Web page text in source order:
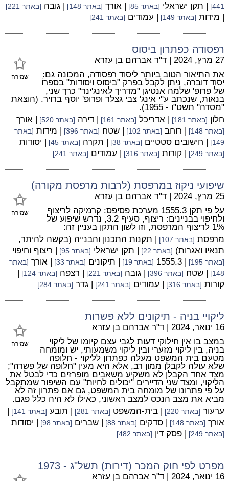
441]
| תקן ישראלי [באתר 85] | אורך [באתר 148] | גובה [באתר 221]
| מידות [באתר 149] | עמודים [באתר 241]
רפסודה כפתרון ביסוס
שמירה
27 מרץ, 2024 | ד"ר אברהם בן עזרא
את התיאור הטוב ביותר ליסוד רפסודה, המכונה גם:
יסוד דוברה, ניתן לקבל בפרק "ביסוס ויסודות" בספרוֹ
של פרופ' שלמה אנטיגן "מדריך לאינג'ינר" כרך שני,
בנאות, שנכתב ע"י אינג' צבי גצלר ופרופ' יוסף ברויר. (הוצאת
"מסדה" תשט"ו - 1955).
חלון [באתר 181] | אדריכל [באתר 161] | דירה [באתר 520] | אורך
[באתר 148] | רוחב [באתר 102] | שטח [באתר 396] | מידות [באתר
149]
| חישובים סטטיים [באתר 38] | תקרה [באתר 45] | יסודות
[באתר 249] | קורות [באתר 316] | עמודים [באתר 241]
שיפועי ניקוז במרפסת (לרבות מרפסת מקורה)
שמירה
25 מרץ, 2024 | ד"ר אברהם בן עזרא
על פי תקן 1555.3 מערכת פסיפס: קרמיקה לריצוף
ולחיפוי בבניינים: ריצוף, סעיף 3.2, נדרש שיפוע של
1% לריצוף המרפסת, וזו לשון התקן בעניין זה:
מרפסת [באתר 107]
| תקנות התכנון והבנייה (בקשה להיתר,
תנאיו ואגרות) [באתר 22] | תקן ישראלי [באתר 95] | ריצוף וחיפוי
[באתר 195] | 1555.3 [באתר 19] | תיקונים [באתר 33] | אורך [באתר
148]
| שטח [באתר 396] | גובה [באתר 221] | רצפה [באתר 124]
|
קורות [באתר 316] | עמודים [באתר 241] | גדר [באתר 284]
ליקויי בניה - תיקונים ללא פשרות
שמירה
16 ינואר, 2024 | ד"ר אברהם בן עזרא
במצב בו אין חילוקי דעות לגבי עצם קיומו של ליקוי
בניה, בין ליקוי מזערי ובין ליקוי משמעותי, יש ומומחה
מטעם בית המשפט מעלה כפתרון לליקוי - חלופה
שלא עולה לקבלן ממון רב, אלא היא מעין "חלופה של פשרה";
מצד אחד הקבלן לא משקיע משאבים מופרזים כדי לבטל את
הליקוי, ומצד שני הדיירים "יכולים לחיות" עם השיפור שמתקבל
על פי פתרונו של מומחה בית המשפט, גם אם פתרון זה לא
מביא את מצב הנכס למצב ראשוני, כאילו לא היה כלל פגם.
ערעור [באתר 220] | בית-המשפט [באתר 281] | תובע [באתר 141]
|
אורך [באתר 148] | סדקים [באתר 88] | שברים [באתר 98] | יסודות
[באתר 249] | פסק דין [באתר 482]
מפרט לפי חוק המכר (דירות) תשל"ג - 1973
16 ינואר, 2024 | ד"ר אברהם בן עזרא